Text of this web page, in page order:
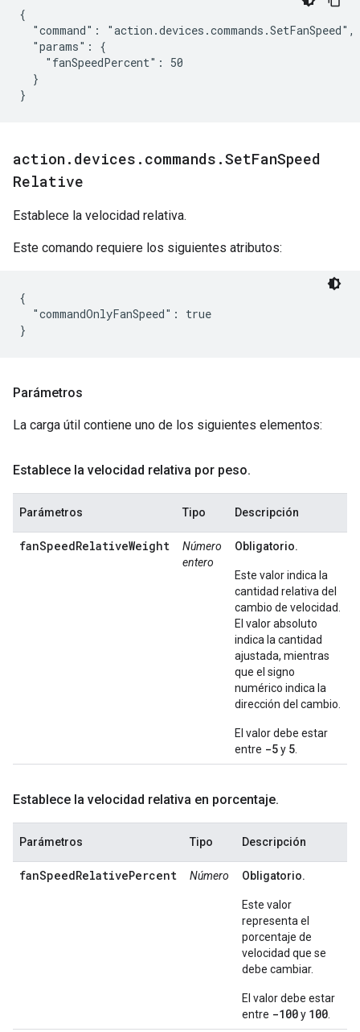
{
  "command": "action.devices.commands.SetFanSpeed",
  "params": {
    "fanSpeedPercent": 50
  }
}
action . devices . commands .SetFanSpeed
Relative
Establece la velocidad relativa.
Este comando requiere los siguientes atributos:
{
  "commandOnlyFanSpeed": true
Parámetros
La carga útil contiene uno de los siguientes elementos:
Establece la velocidad relativa por peso.
Parámetros Tipo Descripción
fanSpeedRelativeWeight
Número
entero
Obligatorio.
Este valor indica la
cantidad relativa del
cambio de velocidad.
El valor absoluto
indica la cantidad
ajustada, mientras
que el signo
numérico indica la
dirección del cambio.
El valor debe estar
entre -5y 5
Establece la velocidad relativa en porcentaje.
Parámetros Tipo Descripción
fanSpeedRelativePercent Número Obligatorio.
Este valor
representa el
porcentaje de
velocidad que se
debe cambiar.
El valor debe estar
entre -100y 100